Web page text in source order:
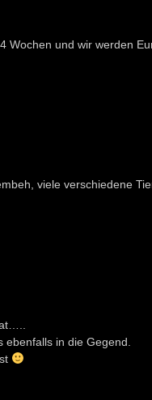
Wochen und wir werden
viele verschiedene
in die Gegend.